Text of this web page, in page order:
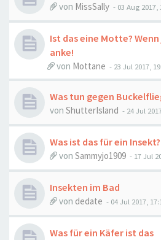
von MissSally - 03 Aug 2017,
Ist das eine Motte?
anke!
von Mottane - 23 Jul 2017,
Was tun gegen
von ShutterIsland - 24 Jul
Was ist das für ein Insekt?
von Sammyjo1909 - 17 Jul
Insekten im Bad
von dedate - 04 Jul 2017,
Was für ein Käfer ist das